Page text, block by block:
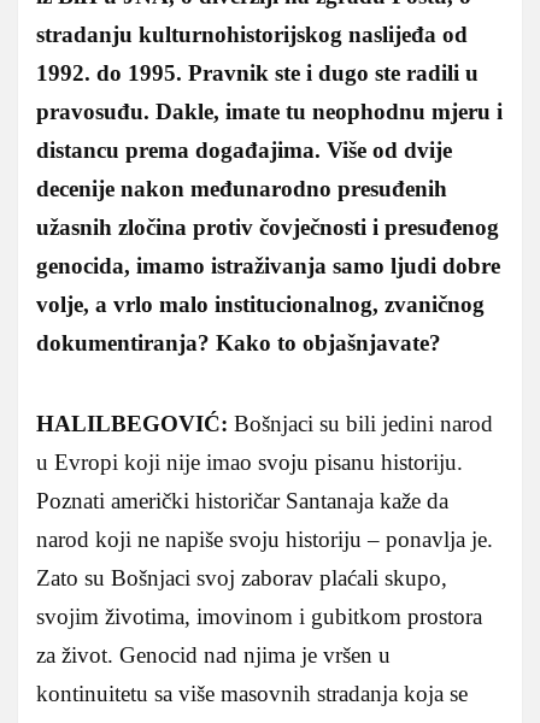
stradanju kulturnohistorijskog naslijeđa od
1992. do 1995. Pravnik ste i dugo ste radili u
pravosuđu. Dakle, imate tu neophodnu mjeru i
distancu prema događajima. Više od dvije
decenije nakon međunarodno presuđenih
užasnih zločina protiv čovječnosti i presuđenog
genocida, imamo istraživanja samo ljudi dobre
volje, a vrlo malo institucionalnog, zvaničnog
dokumentiranja? Kako to objašnjavate?
HALILBEGOVIĆ: Bošnjaci su bili jedini narod
u Evropi koji nije imao svoju pisanu historiju.
Poznati američki historičar Santanaja kaže da
narod koji ne napiše svoju historiju – ponavlja je.
Zato su Bošnjaci svoj zaborav plaćali skupo,
svojim životima, imovinom i gubitkom prostora
za život. Genocid nad njima je vršen u
kontinuitetu sa više masovnih stradanja koja se